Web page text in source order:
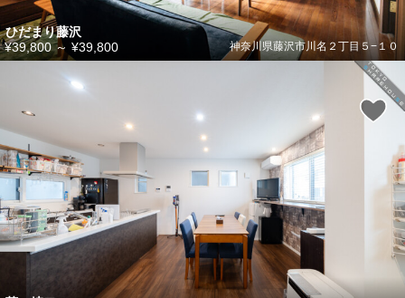
ひだまり藤沢
神奈川県藤沢市川名２丁目５−１０
¥39,800～ ¥39,800